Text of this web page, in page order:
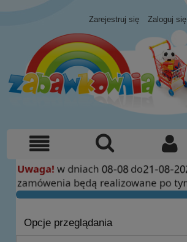
Zarejestruj się Zaloguj się
Opcje przeglądania